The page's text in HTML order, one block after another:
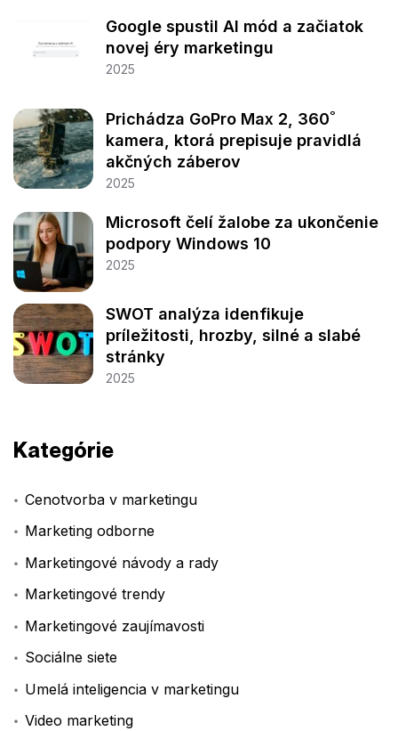
Google spustil AI mód a začiatok
novej éry marketingu
2025
Prichádza GoPro Max 2, 360˚
kamera, ktorá prepisuje pravidlá
akčných záberov
2025
Microsoft čelí žalobe za ukončenie
podpory Windows 10
2025
SWOT analýza idenfikuje
príležitosti, hrozby, silné a slabé
stránky
2025
Kategórie
Cenotvorba v marketingu
Marketing odborne
Marketingové návody a rady
Marketingové trendy
Marketingové zaujímavosti
Sociálne siete
Umelá inteligencia v marketingu
Video marketing